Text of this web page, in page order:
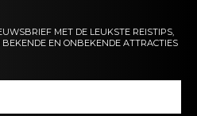
MET DE LEUKSTE REISTIPS,
EN ONBEKENDE ATTRACTIES